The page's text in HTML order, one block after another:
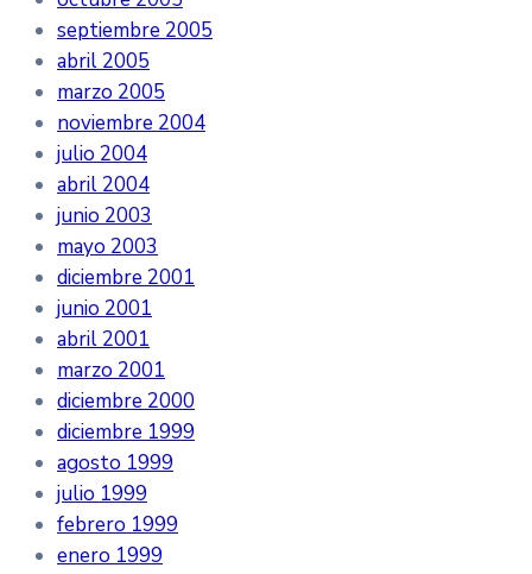
septiembre 2005
abril 2005
marzo 2005
noviembre 2004
julio 2004
abril 2004
junio 2003
mayo 2003
diciembre 2001
junio 2001
abril 2001
marzo 2001
diciembre 2000
diciembre 1999
agosto 1999
julio 1999
febrero 1999
enero 1999